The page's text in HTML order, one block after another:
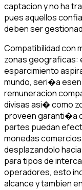
captacion y no ha
pues aquellos
deben ser
Compatibilidad con
zonas geograficas:
esparcimiento
mundo, seri�a
remuneracion
divisas asi� como
proveen garanti�a
partes puedan
monedas
desplazandolo
para tipos de
operadores, esto
alcance y tambien